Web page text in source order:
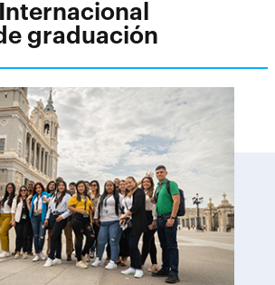
graduación